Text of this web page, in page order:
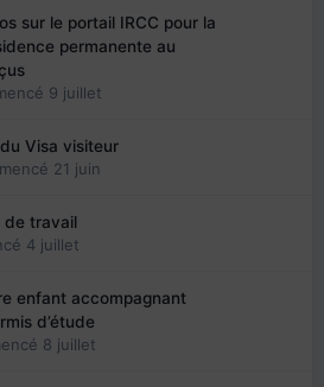
sur le portail IRCC pour la
permanente au
9 juillet
Visa visiteur
21 juin
de travail
4 juillet
enfant accompagnant
d’étude
8 juillet